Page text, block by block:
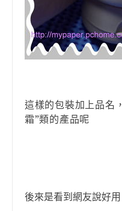
這樣的包裝加上品名 ，
霜”類的產品呢
後來是看到網友說好用